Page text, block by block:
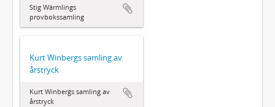
Stig Wärmlings
provbokssamling
Kurt Winbergs samling av
årstryck
Kurt Winbergs samling av
årstryck